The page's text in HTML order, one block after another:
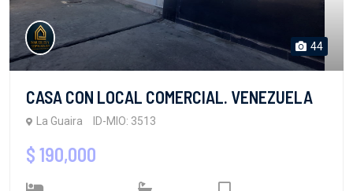
44
CASA CON LOCAL COMERCIAL. VENEZUELA
La Guaira ID-MIO: 3513
$ 190,000